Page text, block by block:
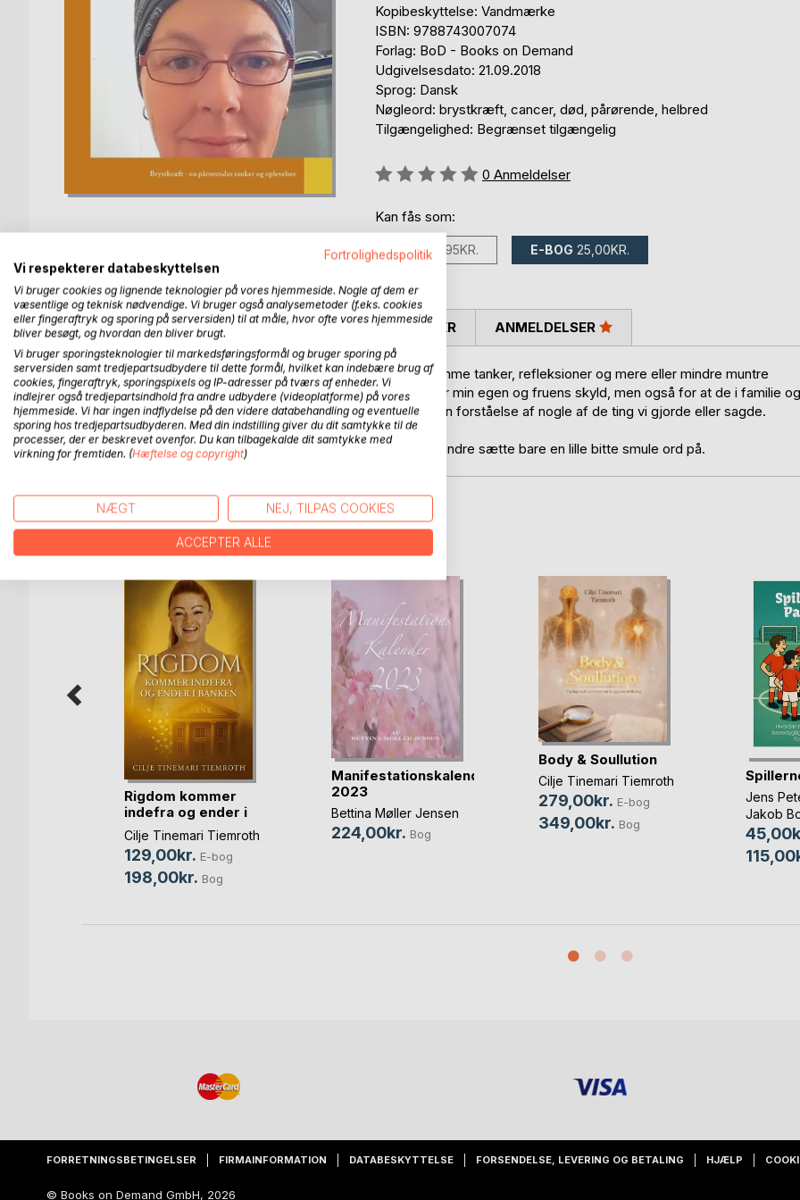
Kopibeskyttelse: Vandmærke
ISBN: 9788743007074
Forlag: BoD - Books on Demand
Udgivelsesdato: 21.09.2018
Sprog: Dansk
Nøgleord: brystkræft, cancer, død, pårørende, helbred
Tilgængelighed: Begrænset tilgængelig
Anmeldelse::
0 Anmeldelser
Kan fås som:
BOG 59,95KR. E-BOG 25,00KR.
BESKRIVELSE
I 2015 fik min kone konstateret brystkræft. For ikke at glemme tanker, refleksioner og mere eller mindre muntre
episoder, noterede jeg min opfattelse af forløbet. Dels for min egen og fruens skyld, men også for at de i familie og
vennekreds der ikke var en daglig del af forløbet, kan få en forståelse af nogle af de ting vi gjorde eller sagde.
Bogen er ikke et litterært værk, men kan forhåbentlig for andre sætte bare en lille bitte smule ord på.
FORFATTER PRESSEN SKRIVER ANMELDELSER
FLERE TITLER HOSBoD
Rigdom kommer
indefra og ender i
banken
Cilje Tinemari Tiemroth
129,00kr. E-bog
198,00kr. Bog
Manifestationskalender
2023
Bettina Møller Jensen
224,00kr. Bog
Body & Soullution
Cilje Tinemari Tiemroth
279,00kr. E-bog
349,00kr. Bog
Jens
Jakob
FORRETNINGSBETINGELSER FIRMAINFORMATION DATABESKYTTELSE FORSENDELSE, LEVERING OG BETALING HJÆLP
© Books on Demand GmbH, 2026
Fortrolighedspolitik
Vi respekterer databeskyttelsen
Vi bruger cookies og lignende teknologier på vores hjemmeside. Nogle af dem er
væsentlige og teknisk nødvendige. Vi bruger også analysemetoder (f.eks. cookies
eller fingeraftryk og sporing på serversiden) til at måle, hvor ofte vores hjemmeside
bliver besøgt, og hvordan den bliver brugt.
Vi bruger sporingsteknologier til markedsføringsformål og bruger sporing på
serversiden samt tredjepartsudbydere til dette formål, hvilket kan indebære brug af
cookies, fingeraftryk, sporingspixels og IP-adresser på tværs af enheder. Vi
indlejrer også tredjepartsindhold fra andre udbydere (videoplatforme) på vores
hjemmeside. Vi har ingen indflydelse på den videre databehandling og eventuelle
sporing hos tredjepartsudbyderen. Med din indstilling giver du dit samtykke til de
processer, der er beskrevet ovenfor. Du kan tilbagekalde dit samtykke med
virkning for fremtiden. (Hæftelse og copyright)
NÆGT NEJ, TILPAS COOKIES
ACCEPTER ALLE